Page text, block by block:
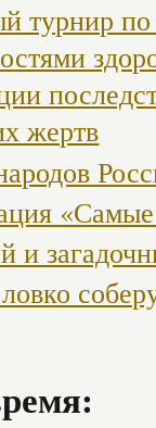
турнир
жертв
и